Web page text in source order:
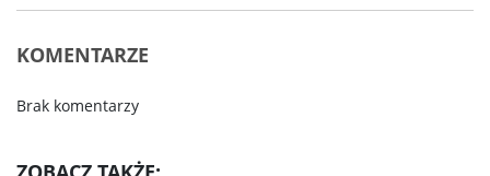
KOMENTARZE
Brak komentarzy